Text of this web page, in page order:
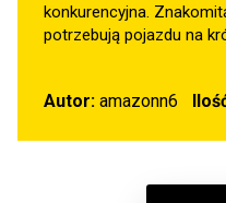
konkurencyjna.
potrzebują pojazdu na
Autor: amazonn6